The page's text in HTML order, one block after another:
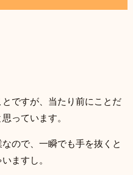
とですが、当たり前にことだ
っています。
ので、一瞬でも手を抜くと
ますし。